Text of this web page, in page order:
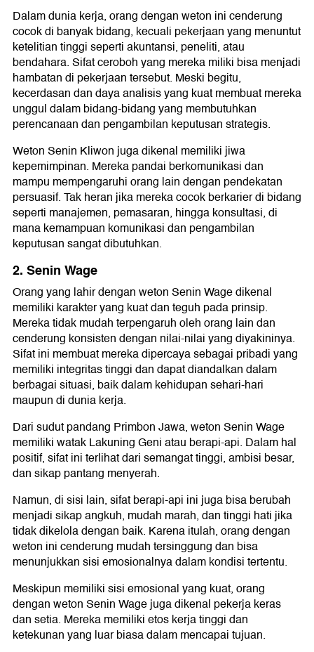
Dalam dunia kerja, orang dengan weton ini cenderung
cocok di banyak bidang, kecuali pekerjaan yang menuntut
ketelitian tinggi seperti akuntansi, peneliti, atau
bendahara. Sifat ceroboh yang mereka miliki bisa menjadi
hambatan di pekerjaan tersebut. Meski begitu,
kecerdasan dan daya analisis yang kuat membuat mereka
unggul dalam bidang-bidang yang membutuhkan
perencanaan dan pengambilan keputusan strategis.
Weton Senin Kliwon juga dikenal memiliki jiwa
kepemimpinan. Mereka pandai berkomunikasi dan
mampu mempengaruhi orang lain dengan pendekatan
persuasif. Tak heran jika mereka cocok berkarier di bidang
seperti manajemen, pemasaran, hingga konsultasi, di
mana kemampuan komunikasi dan pengambilan
keputusan sangat dibutuhkan.
2. Senin Wage
Orang yang lahir dengan weton Senin Wage dikenal
memiliki karakter yang kuat dan teguh pada prinsip.
Mereka tidak mudah terpengaruh oleh orang lain dan
cenderung konsisten dengan nilai-nilai yang diyakininya.
Sifat ini membuat mereka dipercaya sebagai pribadi yang
memiliki integritas tinggi dan dapat diandalkan dalam
berbagai situasi, baik dalam kehidupan sehari-hari
maupun di dunia kerja.
Dari sudut pandang Primbon Jawa, weton Senin Wage
memiliki watak Lakuning Geni atau berapi-api. Dalam hal
positif, sifat ini terlihat dari semangat tinggi, ambisi besar,
dan sikap pantang menyerah.
Namun, di sisi lain, sifat berapi-api ini juga bisa berubah
menjadi sikap angkuh, mudah marah, dan tinggi hati jika
tidak dikelola dengan baik. Karena itulah, orang dengan
weton ini cenderung mudah tersinggung dan bisa
menunjukkan sisi emosionalnya dalam kondisi tertentu.
Meskipun memiliki sisi emosional yang kuat, orang
dengan weton Senin Wage juga dikenal pekerja keras
dan setia. Mereka memiliki etos kerja tinggi dan
ketekunan yang luar biasa dalam mencapai tujuan.